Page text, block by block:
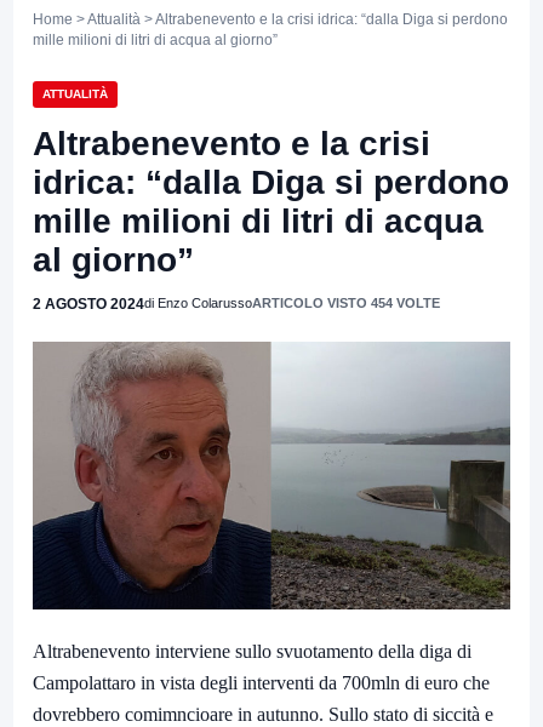
Home >Attualità > Altrabenevento e la crisi idrica: “dalla Diga si perdono
mille milioni di litri di acqua al giorno”
ATTUALITÀ
Altrabenevento e la crisi
idrica: “dalla Diga si perdono
mille milioni di litri di acqua
al giorno”
2 AGOSTO 2024di Enzo ColarussoARTICOLO VISTO 454 VOLTE
Altrabenevento interviene sullo svuotamento della diga di
Campolattaro in vista degli interventi da 700mln di euro che
dovrebbero comimncioare in autunno. Sullo stato di siccità e